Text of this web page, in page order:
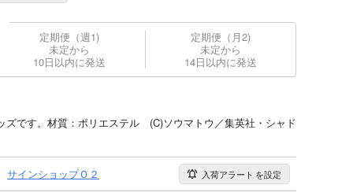
定期便（週1)
未定から
10日以内に発送
定期便（月2)
未定から
14日以内に発送
ズです。材質：ポリエステル (C)ソウマトウ／集英社・シャド
サインショップＯ２ 入荷アラート を設定